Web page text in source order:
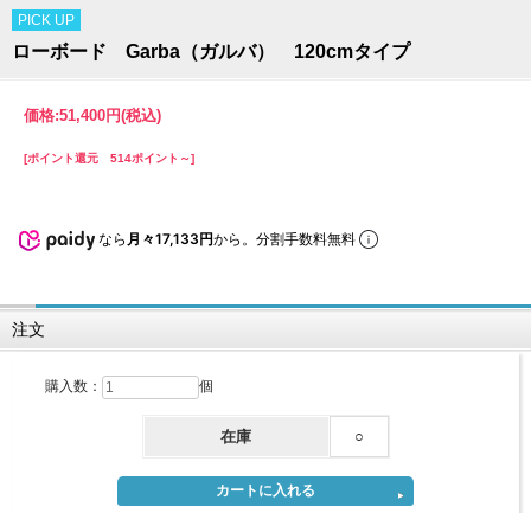
PICK UP
ローボード Garba（ガルバ） 120cmタイプ
価格:51,400円(税込)
[ポイント還元 514ポイント～]
なら 月々17,133円から。分割手数料無料
注文
購入数： 個
在庫 ○